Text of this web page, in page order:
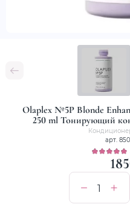
Olaplex №5P Blonde
250 ml Тонирующий
арт.